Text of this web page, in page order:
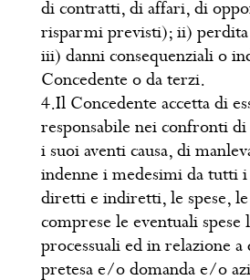
di contratti, di affari, di
risparmi previsti); ii)
iii) danni consequenziali o
Concedente o da terzi.
4.Il Concedente accetta di
responsabile nei confronti
i suoi aventi causa, di
indenne i medesimi da tutti
diretti e indiretti, le spese,
comprese le eventuali spese
processuali ed in relazione a
pretesa e/o domanda e/o